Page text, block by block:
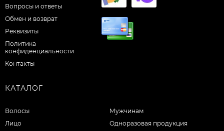
Вопросы и ответы
Обмен и возврат
Реквизиты
Политика
конфиденциальности
Контакты
КАТАЛОГ
Волосы
Лицо
Мужчинам
Одноразовая продукция